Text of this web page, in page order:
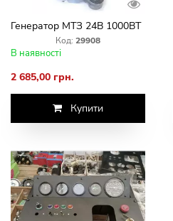
Генератор МТЗ 24В 1000ВТ
Код: 29908
В наявності
2 685,00 грн.
Купити